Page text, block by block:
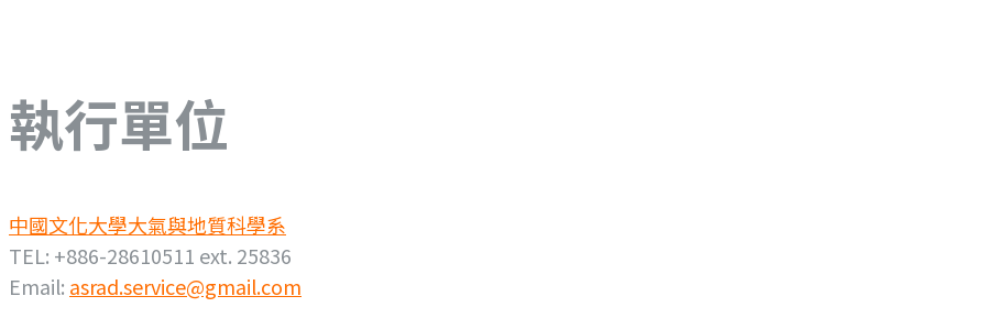
執行單位
中國文化大學大氣與地質科學系
TEL: +886-28610511 ext. 25836
Email: asrad.service@gmail.com